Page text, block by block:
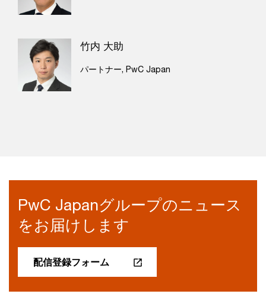
竹内 大助
パートナー, PwC Japan
PwC Japanグループのニュース
をお届けします
配信登録フォーム